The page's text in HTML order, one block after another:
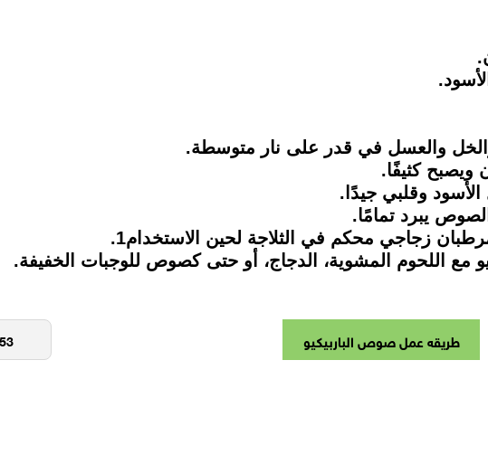
والعسل في قدر على نار متوسطة.
ويصبح كثيفًا.
وقلبي جيدًا.
يبرد تمامًا.
زجاجي محكم في الثلاجة لحين الاستخدام1.
مع اللحوم المشوية، الدجاج، أو حتى كصوص للوجبات الخفيفة.
طريقه عمل صوص الباربيكيو